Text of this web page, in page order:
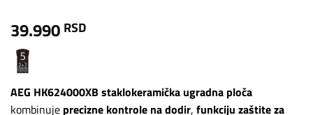
39.990 RSD
AEG HK624000XB staklokeramička ugradna ploča
kombinuje precizne kontrole na dodir, funkciju zaštite za